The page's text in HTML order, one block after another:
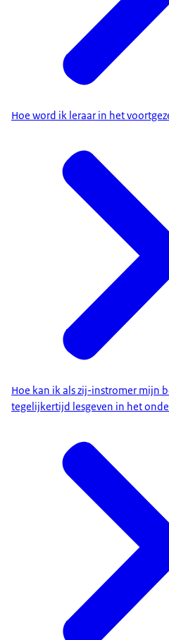
Hoe word ik leraar in het
Hoe kan ik als zij-instromer mijn
tegelijkertijd lesgeven in het